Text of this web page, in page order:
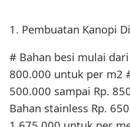
1. Pembuatan Kanopi
# Bahan besi mulai
800.000 untuk per m2
500.000 sampai Rp.
Bahan stainless Rp.